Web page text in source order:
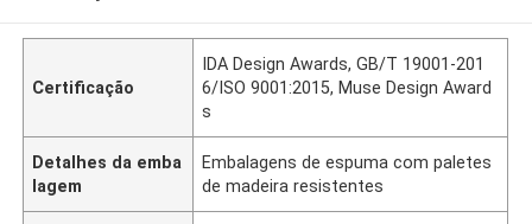
Certificação
IDA Design Awards, GB/T 19001-201
6/ISO 9001:2015, Muse Design Award
s
Detalhes da emba
lagem
Embalagens de espuma com paletes
de madeira resistentes